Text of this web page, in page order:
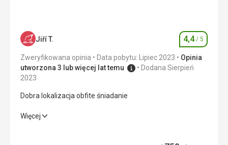
Wyżywienie
Śniadania serwowane są w formie bufetu, z szerokim
wyborem.
Zakwaterowanie
Hotel ma świetną lokalizację, otoczony górami, bardzo
piękny widok. Pokój jest bardzo przestronny i czysty.
Jiří T. Ocena
4,4/ 5
Zweryfikowana opinia Data pobytu: Lipiec 2023
Opinia
utworzona 3 lub więcej lat temu
Dodana Sierpień
2023
Dobra lokalizacja obfite śniadanie
Dobra lokalizacja obfite śniadanie
Więcej